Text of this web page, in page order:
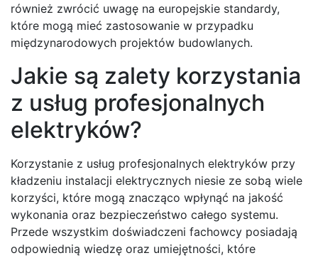
również zwrócić uwagę na europejskie standardy,
które mogą mieć zastosowanie w przypadku
międzynarodowych projektów budowlanych.
Jakie są zalety korzystania
z usług profesjonalnych
elektryków?
Korzystanie z usług profesjonalnych elektryków przy
kładzeniu instalacji elektrycznych niesie ze sobą wiele
korzyści, które mogą znacząco wpłynąć na jakość
wykonania oraz bezpieczeństwo całego systemu.
Przede wszystkim doświadczeni fachowcy posiadają
odpowiednią wiedzę oraz umiejętności, które